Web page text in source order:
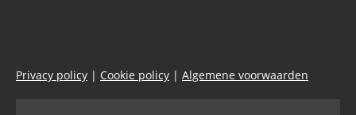
Privacy policy | Cookie policy | Algemene voorwaarden